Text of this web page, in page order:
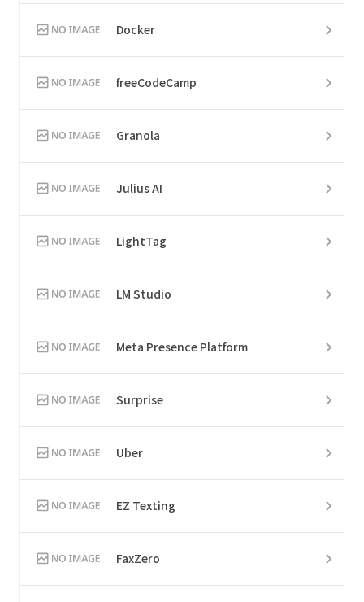
Docker
freeCodeCamp
Granola
Julius AI
LightTag
LM Studio
Meta Presence Platform
Surprise
Uber
EZ Texting
FaxZero